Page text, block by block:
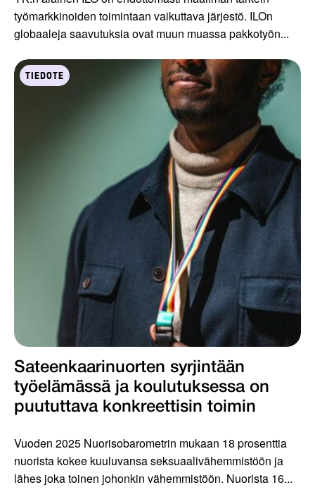
työmarkkinoiden toimintaan vaikuttava järjestö. ILOn
globaaleja saavutuksia ovat muun muassa pakkotyön...
TIEDOTE
Sateenkaarinuorten syrjintään
työelämässä ja koulutuksessa on
puututtava konkreettisin toimin
Vuoden 2025 Nuorisobarometrin mukaan 18 prosenttia
nuorista kokee kuuluvansa seksuaalivähemmistöön ja
lähes joka toinen johonkin vähemmistöön. Nuorista 16...